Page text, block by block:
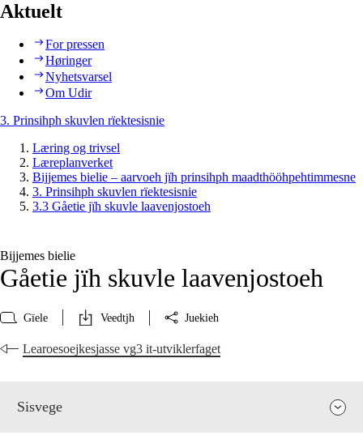
Aktuelt
For pressen
Høringer
Nyhetsvarsel
Om Udir
3. Prinsihph skuvlen rïektesisnie
Læring og trivsel
Læreplanverket
Bijjemes bielie – aarvoeh jïh prinsihph maadthööhpehtimmesne
3. Prinsihph skuvlen rïektesisnie
3.3 Gåetie jïh skuvle laavenjostoeh
Bijjemes bielie
Gåetie jïh skuvle laavenjostoeh
Gïele Veedtjh Juekieh
Learoesoejkesjasse vg3 it-utviklerfaget
Sisvege